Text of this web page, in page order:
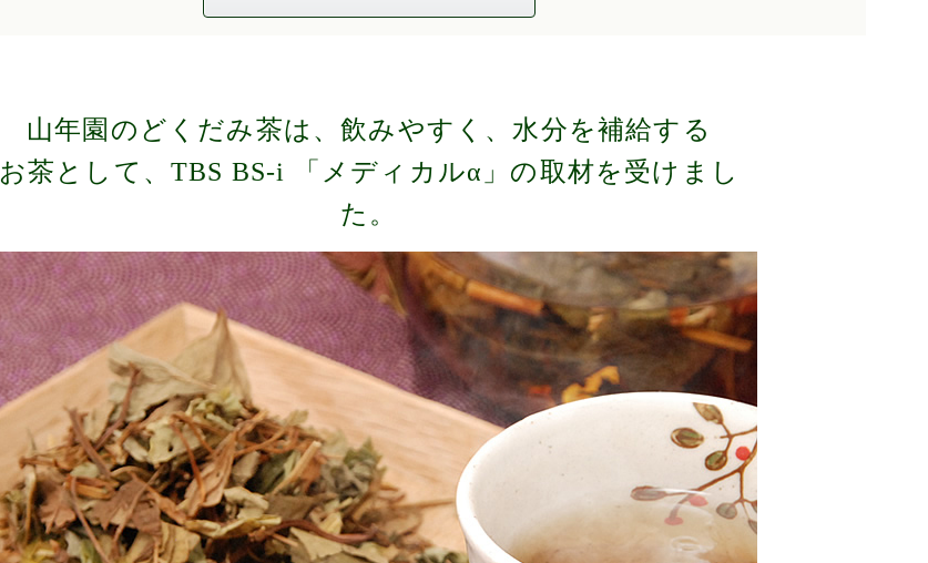
山年園のどくだみ茶は、飲みやすく、水分を補給する
お茶として、TBS BS-i 「メディカルα」の取材を受けまし
た。